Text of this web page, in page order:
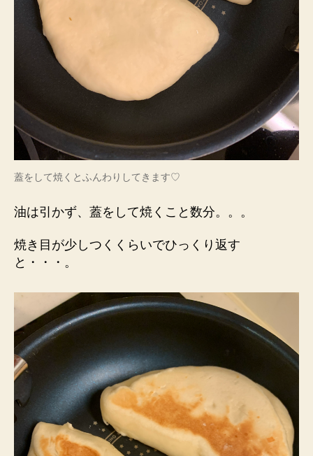
蓋をして焼くとふんわりしてきます♡
油は引かず、蓋をして焼くこと数分。。。
焼き目が少しつくくらいでひっくり返す
と・・・。